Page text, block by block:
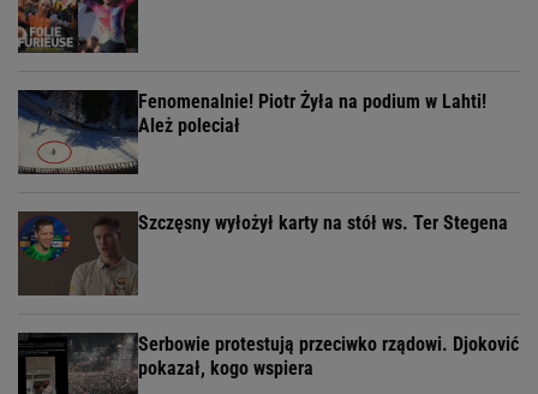
Fenomenalnie! Piotr Żyła na podium w Lahti!
Ależ poleciał
Szczęsny wyłożył karty na stół ws. Ter Stegena
Serbowie protestują przeciwko rządowi. Djoković
pokazał, kogo wspiera